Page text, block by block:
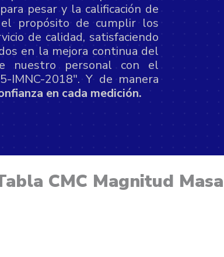
pesar y la calificación de
propósito de cumplir los
de calidad, satisfaciendo
en la mejora continua del
nuestro personal con el
IMNC-2018". Y de manera
en cada medición.
CMC Magnitud Masa